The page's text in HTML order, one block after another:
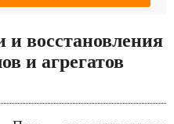
и восстановления
и агрегатов